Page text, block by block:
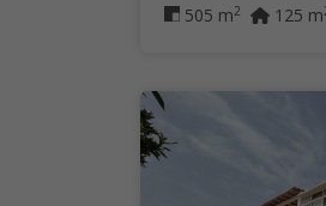
505 m2 125 m